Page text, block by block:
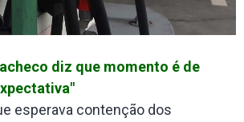
diz que momento é de
esperava contenção dos